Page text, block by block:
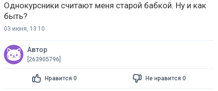
Однокурсники считают меня старой бабкой. Ну и как
быть?
03 июня, 13:10
Автор
[263905796]
Нравится 0 Не нравится 0